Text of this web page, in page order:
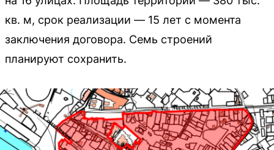
кв. м, срок реализации — 15 лет с момента
заключения договора. Семь строений
планируют сохранить.